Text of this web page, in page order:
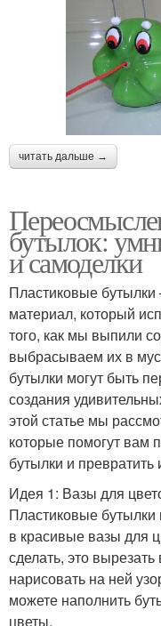
читать дальше →
бутылок:
и самоделки
Пластиковые бутылки
материал, который
того, как мы выпили
выбрасываем их в
бутылки могут быть
создания
этой статье мы
которые помогут вам
бутылки и
Идея 1: Вазы для
Пластиковые бутылки
в красивые вазы для
сделать, это
нарисовать на ней
можете наполнить
цветы.